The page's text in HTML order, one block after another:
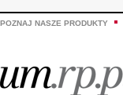
POZNAJ NASZE PRODUKTY